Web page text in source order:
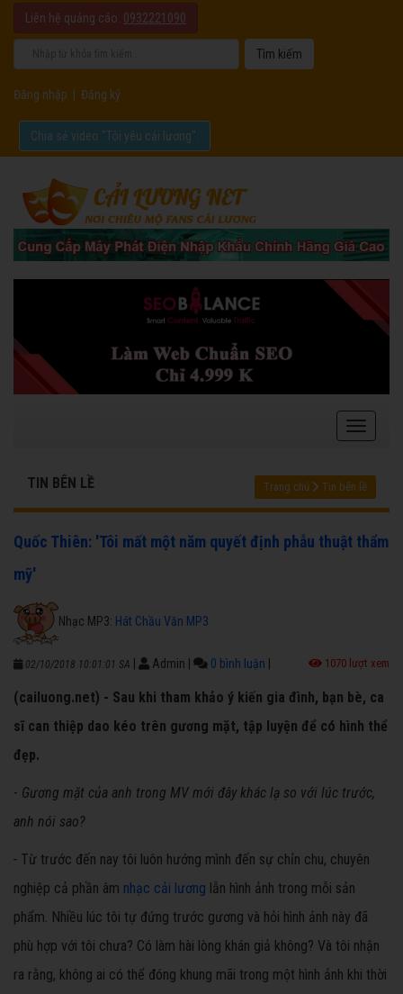
Liên hệ quảng cáo: 0932221090
Đăng nhập Đăng ký
Chia sẻ video "Tôi yêu cải lương".
TIN BÊN LỀ Trang chủ Tin bên lề
Quốc Thiên: 'Tôi mất một năm quyết định phẫu thuật thẩm
mỹ'
Nhạc MP3: Hát Chầu Văn MP3
02/10/2018 10:01:01 SA Admin 0 bình luận 1070 lượt xem
(cailuong.net) - Sau khi tham khảo ý kiến gia đình, bạn bè, ca
sĩ can thiệp dao kéo trên gương mặt, tập luyện để có hình thể
đẹp.
- Gương mặt của anh trong MV mới đây khác lạ so với lúc trước,
anh nói sao?
- Từ trước đến nay tôi luôn hướng mình đến sự chỉn chu, chuyên
nghiệp cả phần âm nhạc cải lương lẫn hình ảnh trong mỗi sản
phẩm. Nhiều lúc tôi tự đứng trước gương và hỏi hình ảnh này đã
phù hợp với tôi chưa? Có làm hài lòng khán giả không? Và tôi nhận
ra rằng, không ai có thể đóng khung mãi trong một hình ảnh khi thời